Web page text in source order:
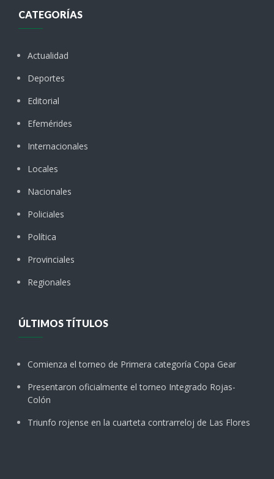
CATEGORÍAS
Actualidad
Deportes
Editorial
Efemérides
Internacionales
Locales
Nacionales
Policiales
Política
Provinciales
Regionales
ÚLTIMOS TÍTULOS
Comienza el torneo de Primera categoría Copa Gear
Presentaron oficialmente el torneo Integrado Rojas-
Colón
Triunfo rojense en la cuarteta contrarreloj de Las Flores